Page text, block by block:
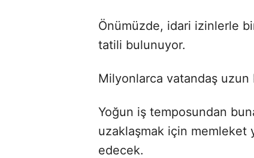
Önümüzde, idari izinlerle
tatili bulunuyor.
Milyonlarca vatandaş uzun
Yoğun iş temposundan
uzaklaşmak için memleket
edecek.